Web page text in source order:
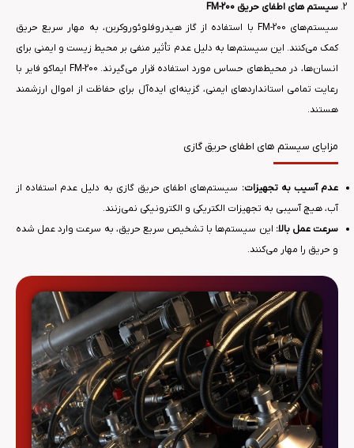
سیستم های اطفای حریق FM-200
سیستم‌های FM-200 با استفاده از گاز هیدروفلوئوروکربن، به مهار سریع حریق
کمک می‌کنند. این سیستم‌ها به دلیل عدم تأثیر منفی بر محیط زیست و ایمنی برای
انسان‌ها، در محیط‌های حساس مورد استفاده قرار می‌گیرند. FM-200 ایماکو فایر با
رعایت تمامی استانداردهای ایمنی، گزینه‌ای ایده‌آل برای حفاظت از اموال ارزشمند
هستند.
مزایای سیستم های اطفای حریق گازی
عدم آسیب به تجهیزات: سیستم‌های اطفای حریق گازی به دلیل عدم استفاده از
آب، هیچ آسیبی به تجهیزات الکتریکی و الکترونیکی نمی‌زنند.
سرعت عمل بالا: این سیستم‌ها با تشخیص سریع حریق، به سرعت وارد عمل شده
و حریق را مهار می‌کنند.